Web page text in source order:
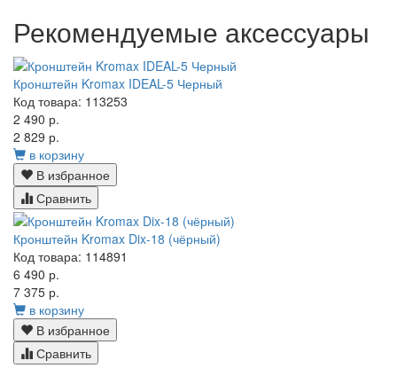
Рекомендуемые аксессуары
Кронштейн Kromax IDEAL-5 Черный
Код товара: 113253
2 490 р.
2 829 р.
в корзину
В избранное
Сравнить
Кронштейн Kromax Dix-18 (чёрный)
Код товара: 114891
6 490 р.
7 375 р.
в корзину
В избранное
Сравнить